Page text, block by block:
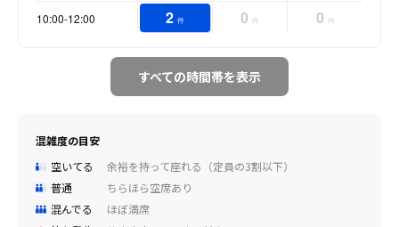
10:00-12:00 2 件 0 件 0 件
すべての時間帯を表示
混雑度の目安
空いてる
余裕を持って座れる（定員の3割以下）
普通
ちらほら空席あり
混んでる
ほぼ満席